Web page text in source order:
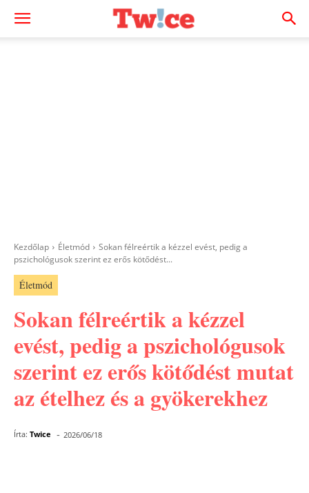
Kezdőlap Életmód
Sokan félreértik a kézzel evést, pedig a
pszichológusok szerint ez erős kötődést...
Életmód
Sokan félreértik a kézzel
evést, pedig a pszichológusok
szerint ez erős kötődést mutat
az ételhez és a gyökerekhez
Írta: Twice - 2026/06/18